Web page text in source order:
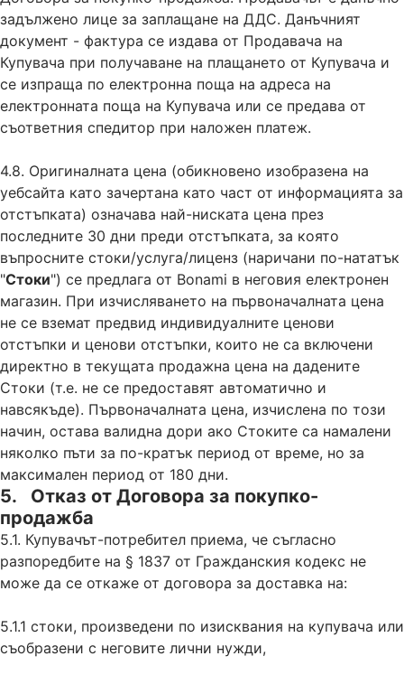
задължено лице за заплащане на ДДС. Данъчният
документ - фактура се издава от Продавача на
Купувача при получаване на плащането от Купувача и
се изпраща по електронна поща на адреса на
електронната поща на Купувача или се предава от
съответния спедитор при наложен платеж.
4.8. Оригиналната цена (обикновено изобразена на
уебсайта като зачертана като част от информацията за
отстъпката) означава най-ниската цена през
последните 30 дни преди отстъпката, за която
въпросните стоки/услуга/лиценз (наричани по-нататък
"Стоки") се предлага от Bonami в неговия електронен
магазин. При изчисляването на първоначалната цена
не се вземат предвид индивидуалните ценови
отстъпки и ценови отстъпки, които не са включени
директно в текущата продажна цена на дадените
Стоки (т.е. не се предоставят автоматично и
навсякъде). Първоначалната цена, изчислена по този
начин, остава валидна дори ако Стоките са намалени
няколко пъти за по-кратък период от време, но за
максимален период от 180 дни.
5. Отказ от Договора за покупко-
продажба
5.1. Купувачът-потребител приема, че съгласно
разпоредбите на § 1837 от Гражданския кодекс не
може да се откаже от договора за доставка на:
5.1.1 стоки, произведени по изисквания на купувача или
съобразени с неговите лични нужди,